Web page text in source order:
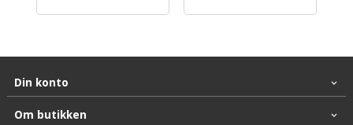
Din konto
Om butikken